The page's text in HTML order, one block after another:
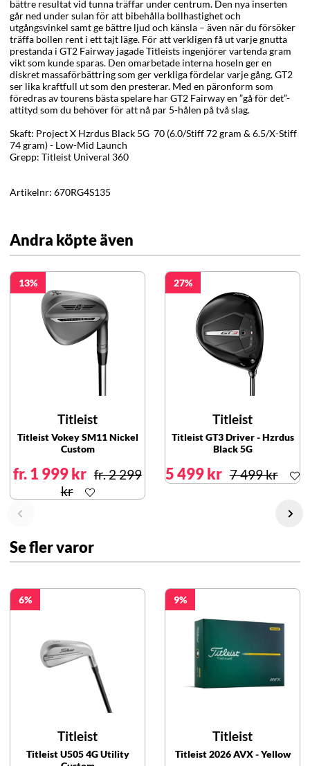
bättre resultat vid tunna träffar under centrum. Den nya inserten
går ned under sulan för att bibehålla bollhastighet och
utgångsvinkel samt ge bättre ljud och känsla – även när du försöker
träffa bollen rent i ett tajt läge. För att verkligen få ut varje gnutta
prestanda i GT2 Fairway jagade Titleists ingenjörer vartenda gram
vikt som kunde sparas. Den omarbetade interna hoseln ger en
diskret massaförbättring som ger verkliga fördelar varje gång. GT2
ser lika kraftfull ut som den presterar. Med en päronform som
föredras av tourens bästa spelare har GT2 Fairway en ”gå för det”-
attityd som du behöver för att nå par 5-hålen på två slag.
Skaft: Project X Hzrdus Black 5G 70 (6.0/Stiff 72 gram & 6.5/X-Stiff
74 gram) - Low-Mid Launch
Grepp: Titleist Univeral 360
Artikelnr: 670RG4S135
Andra köpte även
13
Titleist
Titleist Vokey SM11 Nickel
Custom
fr. 1 999 kr fr. 2 299
kr
27
Titleist
Titleist GT3 Driver - Hzrdus
Black 5G
5 499 kr 7 499 kr
Se fler varor
6
Titleist
Titleist U505 4G Utility
9
Titleist
Titleist 2026 AVX - Yellow